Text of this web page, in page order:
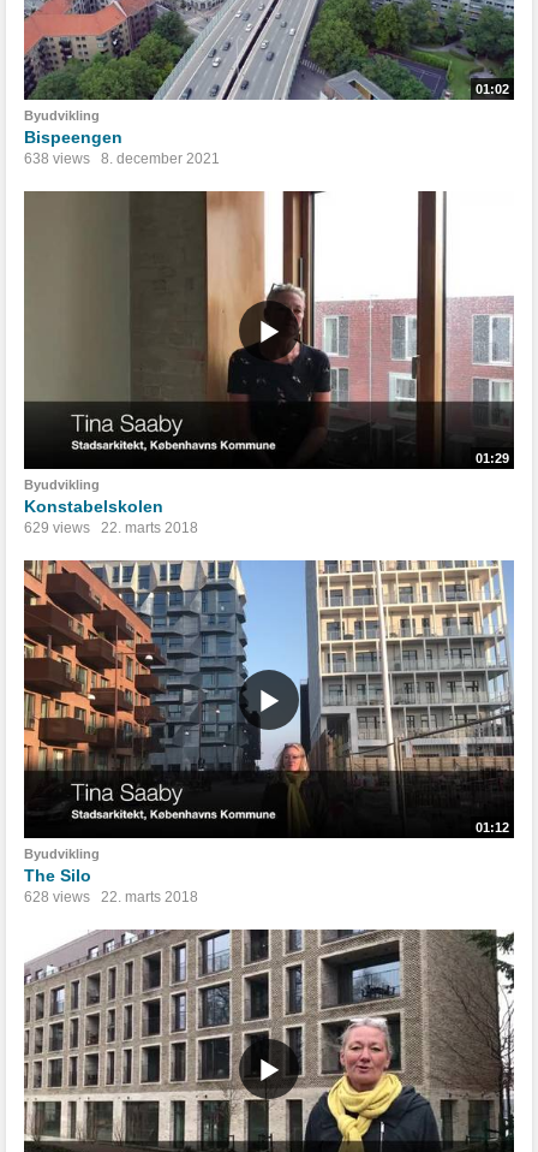
01:02
Byudvikling
Bispeengen
638 views 8. december 2021
01:29
Byudvikling
Konstabelskolen
629 views 22. marts 2018
01:12
Byudvikling
The Silo
628 views 22. marts 2018